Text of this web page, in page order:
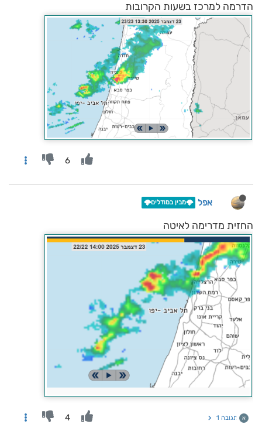
הדרמה למרכז בשעות הקרובות
6
אפל 🌩️מבין במודלים🌩️
החזית מדרימה לאיטה
א תגובה 1 4